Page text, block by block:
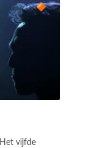
Het vijfde